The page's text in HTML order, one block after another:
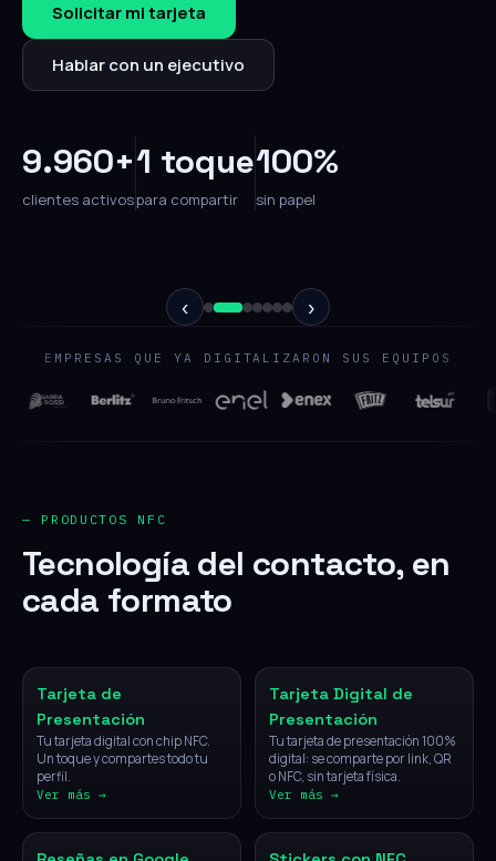
Solicitar mi tarjeta
Hablar con un ejecutivo
9.960+
clientes activos
1 toque
para compartir
100%
sin papel
‹ ›
EMPRESAS QUE YA DIGITALIZARON SUS EQUIPOS
— PRODUCTOS NFC
Tecnología del contacto, en
cada formato
Tarjeta de
Presentación
Tu tarjeta digital con chip NFC.
Un toque y compartes todo tu
perfil.
Ver más →
Tarjeta Digital de
Presentación
Tu tarjeta de presentación 100%
digital: se comparte por link, QR
o NFC, sin tarjeta física.
Ver más →
NFC NFC